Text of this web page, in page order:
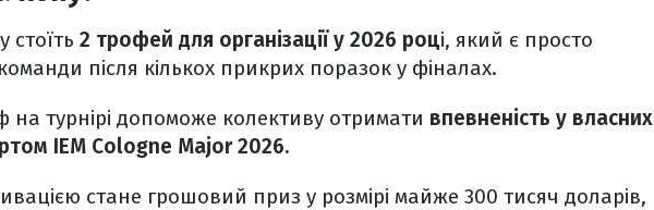
стоїть 2 трофей для організації у 2026 році, який є просто
після кількох прикрих поразок у фіналах.
на турнірі допоможе колективу отримати впевненість у власних
IEM Cologne Major 2026.
стане грошовий приз у розмірі майже 300 тисяч доларів,